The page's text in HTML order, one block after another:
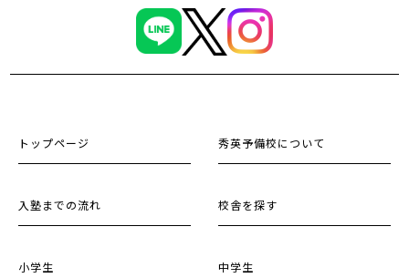
トップページ 秀英予備校について
入塾までの流れ 校舎を探す
小学生 中学生